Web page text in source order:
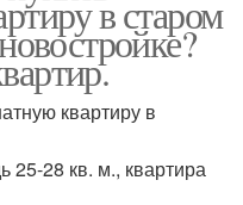
в старом
квартиру в
28 кв. м., квартира